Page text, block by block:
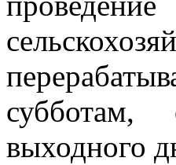
субботам,
выходного